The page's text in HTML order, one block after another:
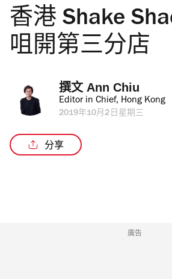
香港 Shake
咀開第三分店
撰文 Ann Chiu
Editor in Chief, Hong Kong
2019年10月2日星期三
分享
廣告